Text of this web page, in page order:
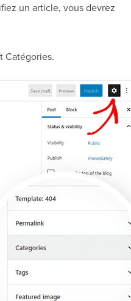
un article, vous devrez
Catégories.